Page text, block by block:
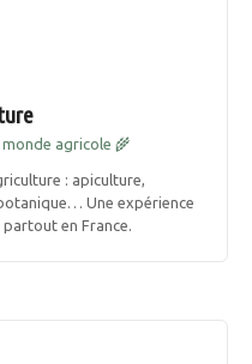
agricole 🌾
: apiculture,
Une expérience
en France.